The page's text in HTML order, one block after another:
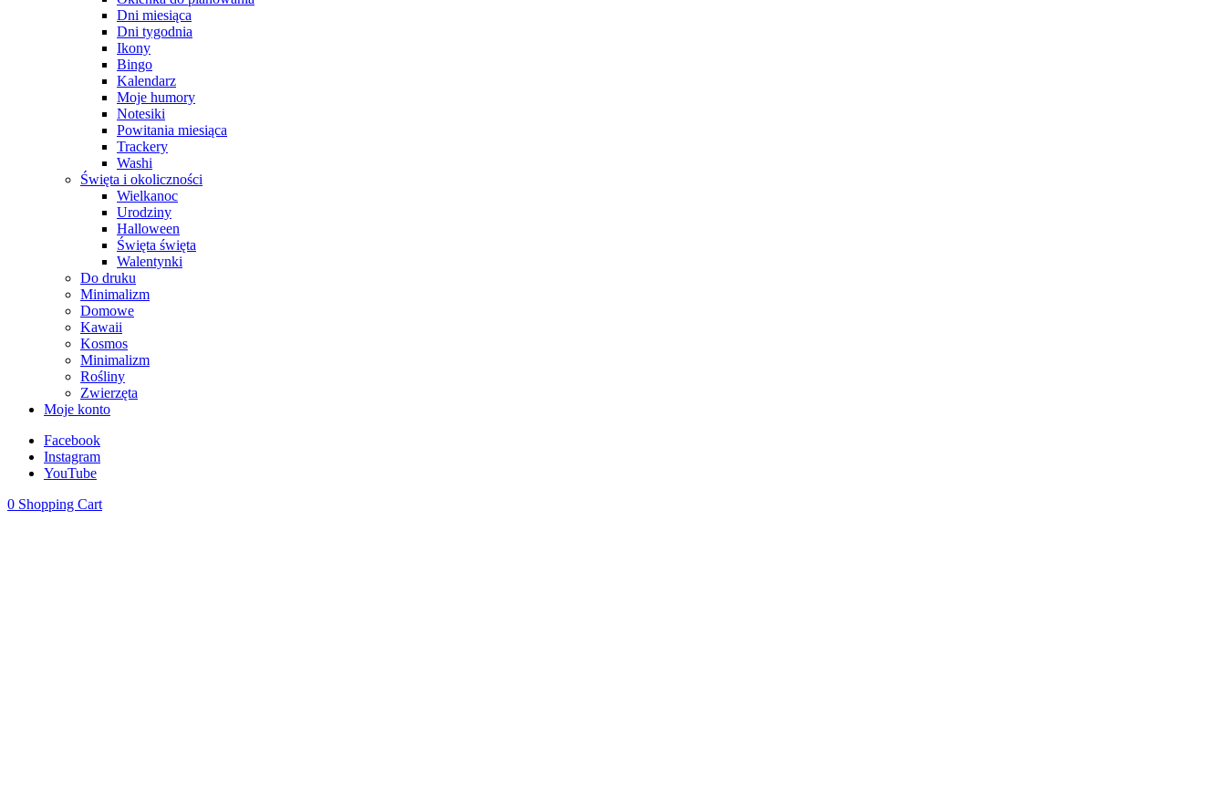
Dni miesiąca
Dni tygodnia
Ikony
Bingo
Kalendarz
Moje humory
Notesiki
Powitania miesiąca
Trackery
Washi
Święta i okoliczności
Wielkanoc
Urodziny
Halloween
Święta święta
Walentynki
Do druku
Minimalizm
Domowe
Kawaii
Kosmos
Minimalizm
Rośliny
Zwierzęta
Moje konto
Facebook
Instagram
YouTube
0 Shopping Cart